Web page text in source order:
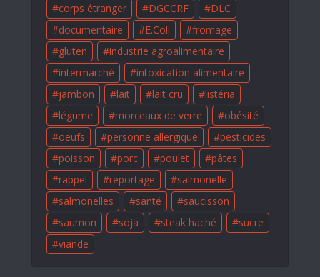
corps étranger
DGCCRF
DLC
documentaire
E.Coli
fromage
gluten
industrie agroalimentaire
intermarché
intoxication alimentaire
jambon
lait lait cru
listéria
légume
morceaux de verre
obésité
oeufs
personne allergique
pesticides
poisson
porc poulet
pâtes
rappel
reportage
salmonelle
salmonelles
santé
saucisson
saumon
soja steak haché
sucre
viande